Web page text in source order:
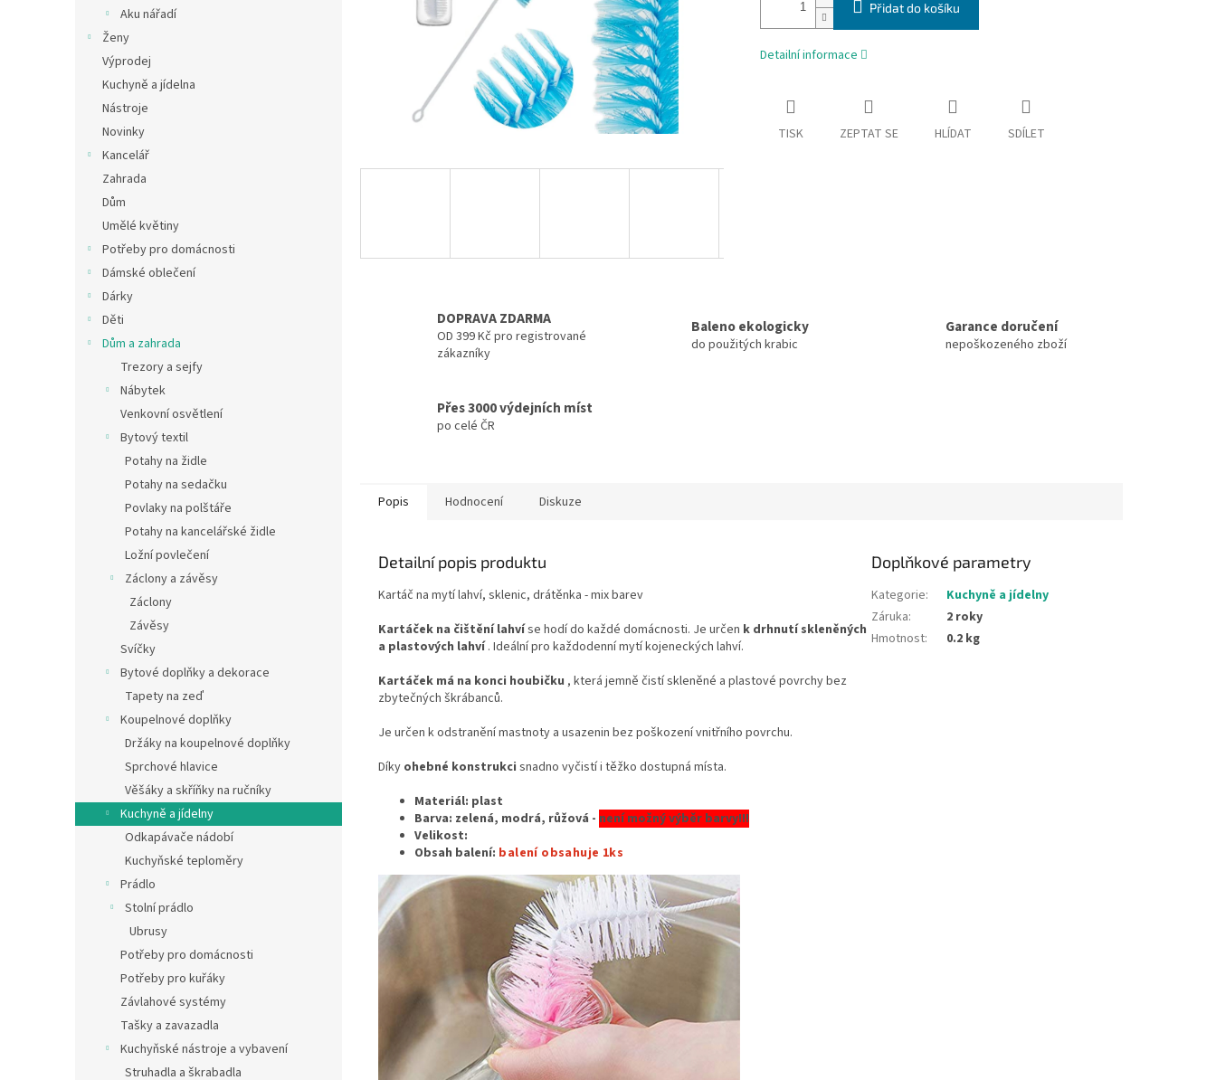
Aku nářadí
Ženy
Výprodej
Kuchyně a jídelna
Nástroje
Novinky
Kancelář
Zahrada
Dům
Umělé květiny
Potřeby pro domácnosti
Dámské oblečení
Dárky
Děti
Dům a zahrada
Trezory a sejfy
Nábytek
Venkovní osvětlení
Bytový textil
Potahy na židle
Potahy na sedačku
Povlaky na polštáře
Potahy na kancelářské židle
Ložní povlečení
Záclony a závěsy
Záclony
Závěsy
Svíčky
Bytové doplňky a dekorace
Tapety na zeď
Koupelnové doplňky
Držáky na koupelnové doplňky
Sprchové hlavice
Věšáky a skříňky na ručníky
Kuchyně a jídelny
Odkapávače nádobí
Kuchyňské teploměry
Prádlo
Stolní prádlo
Ubrusy
Potřeby pro domácnosti
Potřeby pro kuřáky
Závlahové systémy
Tašky a zavazadla
Kuchyňské nástroje a vybavení
Struhadla a škrabadla
Přidat do košíku
Detailní informace
TISK ZEPTAT SE HLÍDAT SDÍLET
DOPRAVA ZDARMA
OD 399 Kč pro registrované
zákazníky
Baleno ekologicky
do použitých krabic
Garance doručení
nepoškozeného zboží
Přes 3000 výdejních míst
po celé ČR
Popis Hodnocení Diskuze
Detailní popis produktu
Kartáč na mytí lahví, sklenic, drátěnka - mix barev
Kartáček na čištění lahvíse hodí do každé domácnosti. Je určen k drhnutí skleněných
a plastových lahví. Ideální pro každodenní mytí kojeneckých lahví.
Kartáček má na konci houbičku , která jemně čistí skleněné a plastové povrchy bez
zbytečných škrábanců.
Je určen k odstranění mastnoty a usazenin bez poškození vnitřního povrchu.
Díky ohebné konstrukci snadno vyčistí i těžko dostupná místa.
Materiál: plast
Barva: zelená, modrá, růžová - není možný výběr barvy!!!
Velikost:
Obsah balení: balení obsahuje 1ks
Doplňkové parametry
Kategorie:
Kuchyně a jídelny
Záruka:
2 roky
Hmotnost: 0.2 kg